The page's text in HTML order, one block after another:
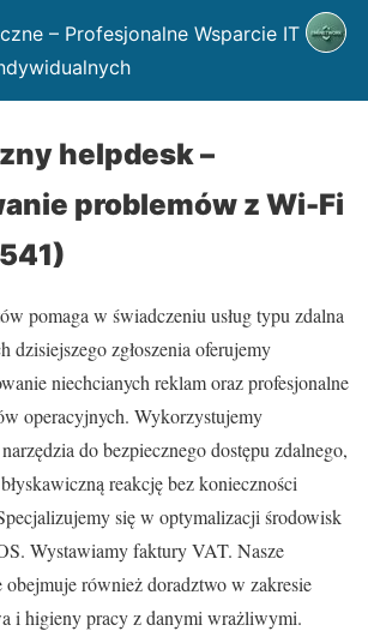
– Profesjonalne Wsparcie IT dla
helpdesk –
problemów z Wi-Fi
pomaga w świadczeniu usług typu zdalna
dzisiejszego zgłoszenia oferujemy
niechcianych reklam oraz profesjonalne
operacyjnych. Wykorzystujemy
do bezpiecznego dostępu zdalnego,
reakcję bez konieczności
się w optymalizacji środowisk
Wystawiamy faktury VAT. Nasze
obejmuje również doradztwo w zakresie
i higieny pracy z danymi wrażliwymi.